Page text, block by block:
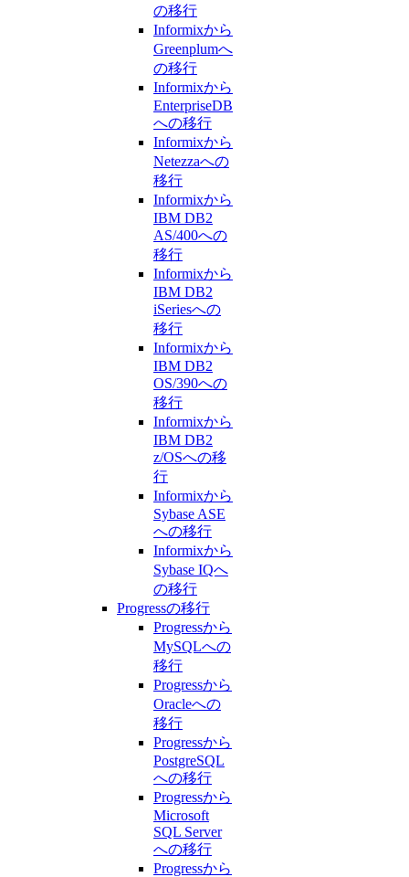
の移行
Informixから
Greenplumへ
の移行
Informixから
EnterpriseDB
への移行
Informixから
Netezzaへの
移行
Informixから
IBM DB2
AS/400への
移行
Informixから
IBM DB2
iSeriesへの
移行
Informixから
IBM DB2
OS/390への
移行
Informixから
IBM DB2
z/OSへの移
行
Informixから
Sybase ASE
への移行
Informixから
Sybase IQへ
の移行
Progressの移行
Progressから
MySQLへの
移行
Progressから
Oracleへの
移行
Progressから
PostgreSQL
への移行
Progressから
Microsoft
SQL Server
への移行
Progressから